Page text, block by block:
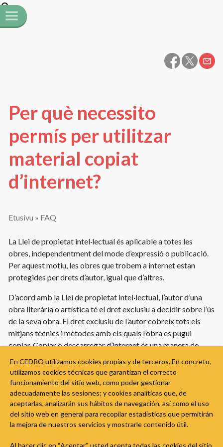
Per què necessito
permís per utilitzar
material copiat
d’internet?
Etusivu » FAQ
La Llei de propietat intel·lectual és aplicable a totes les
obres, independentment del mode d’expressió o publicació.
Per aquest motiu, les obres que trobem a internet estan
protegides per drets d’autor, igual que d’altres.
D’acord amb la Llei de propietat intel·lectual, l’autor d’una
obra literària o artística té el dret exclusiu a decidir sobre l’ús
de la seva obra. El dret exclusiu de l’autor cobreix tots els
mitjans tècnics i mètodes amb els quals l’obra es pugui
copiar. Copiar o descarregar d’internet és una manera de
crear còpies d’una obra.
Per aquest motiu, també es necessita permís per utilitzar
obres protegides per drets d’autor a internet. En alguns
casos, l’autor ha pogut concedir permís per fer servir
lliurement obres seves disponibles a internet, per exemple
amb una llicència Creative Commons. Aquestes obres es
En CEDRO utilizamos cookies propias y de terceros. En concreto,
utilizamos cookies técnicas que garantizan el correcto
funcionamiento del sitio web, como poder gestionar
adecuadamente las sesiones; y cookies analíticas que, de
aceptarlas, analizarán sus hábitos de navegación, así como el uso
del sitio web en general para recopilar estadísticas que permitirán
la mejora de nuestros servicios y mostrarle contenido útil.
Al hacer clic en “Aceptar”, usted acepta todas las cookies del sitio